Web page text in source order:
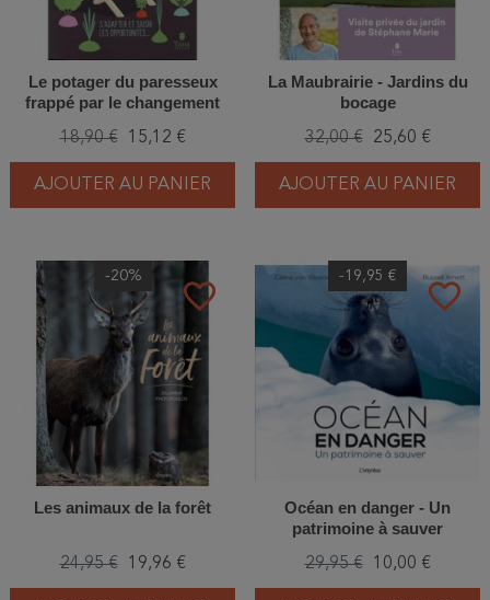
Le potager du paresseux
frappé par le changement
18,90 € 15,12 €
AJOUTER AU PANIER
La Maubrairie - Jardins du
bocage
32,00 € 25,60 €
AJOUTER AU PANIER
favorite_border
-20%
Les animaux de la forêt
24,95 € 19,96 €
favorite_border
-19,95 €
Océan en danger - Un
patrimoine à sauver
29,95 € 10,00 €